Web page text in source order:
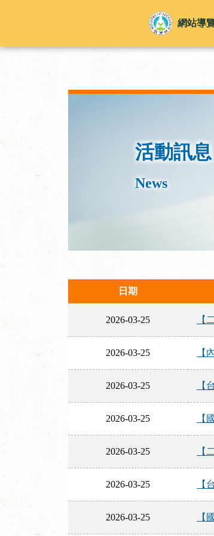
網站導
活動訊息
News
日期
2026-03-25 【
2026-03-25 【
2026-03-25 【
2026-03-25 【
2026-03-25 【
2026-03-25 【
2026-03-25 【